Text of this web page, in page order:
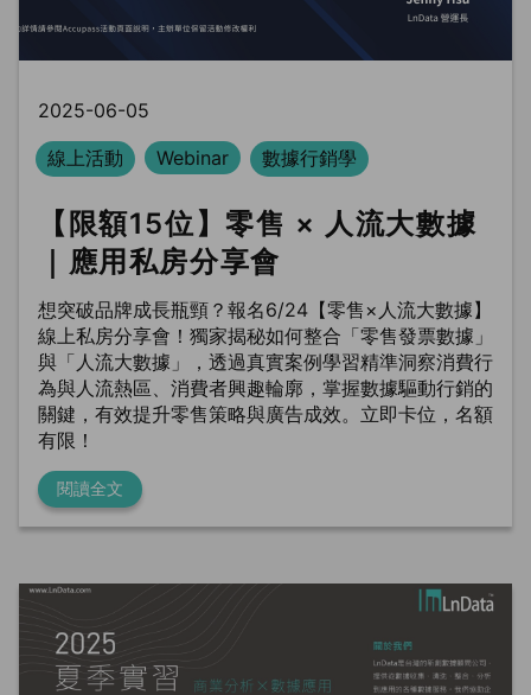
2025-06-05
線上活動
Webinar 數據行銷學
【限額15位】零售 × 人流大數據
｜應用私房分享會
想突破品牌成長瓶頸？報名6/24【零售×人流大數據】
線上私房分享會！獨家揭秘如何整合「零售發票數據」
與「人流大數據」，透過真實案例學習精準洞察消費行
為與人流熱區、消費者興趣輪廓，掌握數據驅動行銷的
關鍵，有效提升零售策略與廣告成效。立即卡位，名額
有限！
閱讀全文